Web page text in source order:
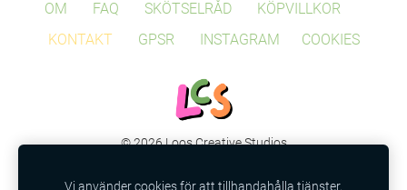
OM FAQ SKÖTSELRÅD
KÖPVILLKOR
KONTAKT
GPSR INSTAGRAM COOKIES
© 2026 Loos Creative Studios
Vi använder cookies för att tillhandahålla tjänster,